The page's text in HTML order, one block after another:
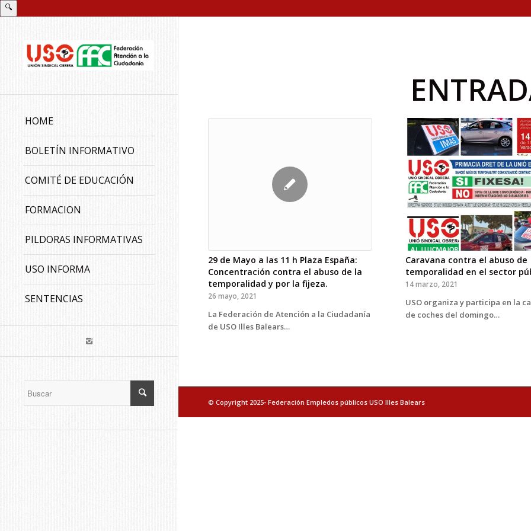
🔍
HOME
BOLETÍN INFORMATIVO
COMITÉ DE EDUCACIÓN
FORMACION
PILDORAS INFORMATIVAS
USO INFORMA
SENTENCIAS
29 de Mayo a las 11 h Plaza España:
Concentración contra el abuso de la
temporalidad y por la fijeza.
26 mayo, 2021
La Federación de Atención a la Ciudadanía
de USO Illes Balears…
Caravana contra el abuso de
temporalidad en el sector
14 marzo, 2021
USO organiza y participa en la
de coches del domingo…
© Copyright 2025- Federación Empledos públicos USO Illes Balears